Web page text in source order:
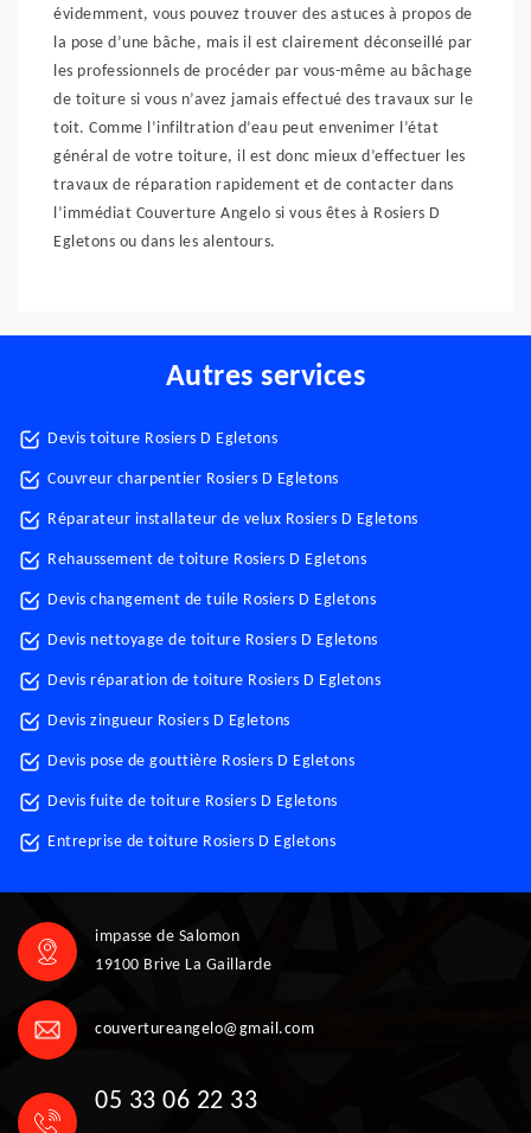
évidemment, vous pouvez trouver des astuces à propos de
la pose d’une bâche, mais il est clairement déconseillé par
les professionnels de procéder par vous-même au bâchage
de toiture si vous n’avez jamais effectué des travaux sur le
toit. Comme l’infiltration d’eau peut envenimer l’état
général de votre toiture, il est donc mieux d’effectuer les
travaux de réparation rapidement et de contacter dans
l’immédiat Couverture Angelo si vous êtes à Rosiers D
Egletons ou dans les alentours.
Autres services
Devis toiture Rosiers D Egletons
Couvreur charpentier Rosiers D Egletons
Réparateur installateur de velux Rosiers D Egletons
Rehaussement de toiture Rosiers D Egletons
Devis changement de tuile Rosiers D Egletons
Devis nettoyage de toiture Rosiers D Egletons
Devis réparation de toiture Rosiers D Egletons
Devis zingueur Rosiers D Egletons
Devis pose de gouttière Rosiers D Egletons
Devis fuite de toiture Rosiers D Egletons
Entreprise de toiture Rosiers D Egletons
impasse de Salomon
19100 Brive La Gaillarde
couvertureangelo@gmail.com
05 33 06 22 33